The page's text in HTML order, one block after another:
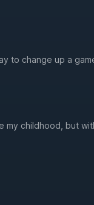
to change up a
my childhood, but